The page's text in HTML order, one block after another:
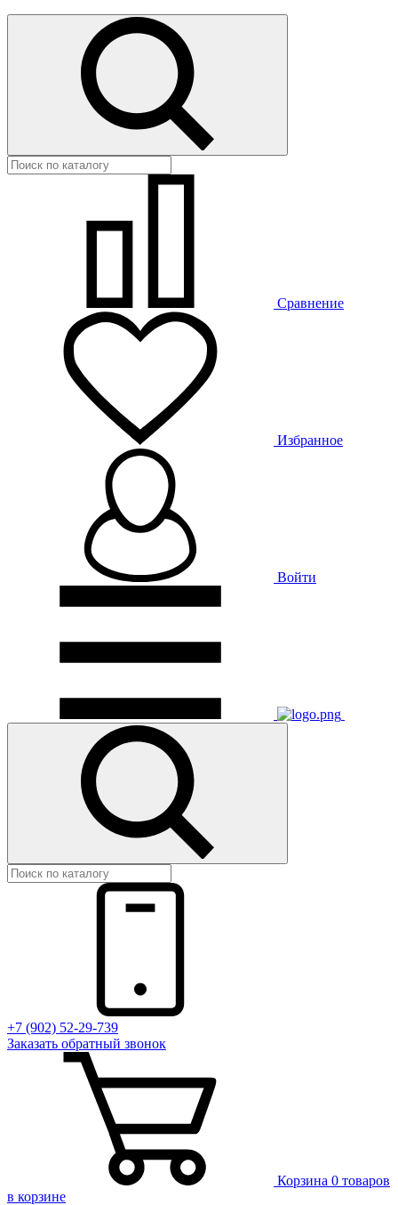
Сравнение
Избранное
Войти
+7 (902) 52-29-739
Заказать обратный звонок
Корзина 0 товаров
в корзине